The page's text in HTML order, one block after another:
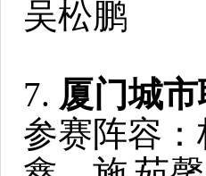
吴松鹏
7. 厦门城
参赛阵容